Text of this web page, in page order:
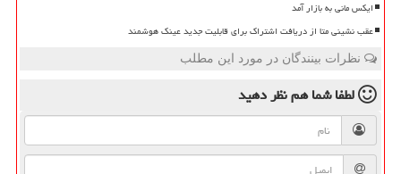
ایکس مانی به بازار آمد
عقب نشینی متا از دریافت اشتراک برای قابلیت جدید عینک هوشمند
نظرات بینندگان در مورد این مطلب
لطفا شما همنظر دهید